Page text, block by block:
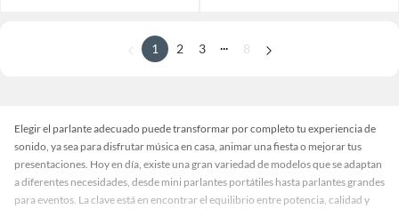
1 2 3 ... 8
Elegir el parlante adecuado puede transformar por completo tu experiencia de
sonido, ya sea para disfrutar música en casa, animar una fiesta o mejorar tus
presentaciones. Hoy en día, existe una gran variedad de modelos que se adaptan
a diferentes necesidades, desde mini parlantes portátiles hasta parlantes grandes
para eventos. La clave está en encontrar el equilibrio entre potencia, calidad y